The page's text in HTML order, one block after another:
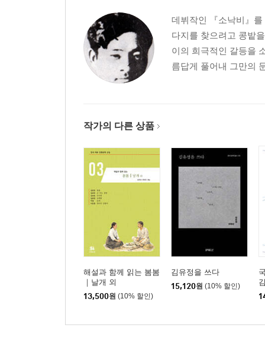
데뷔작인 『소낙비』
다지를 찾으려고 콩밭
이의 희극적인 갈등을
름답게 풀어내 그만의
작가의 다른 상품
해설과 함께 읽는 봄봄
｜날개 외
13,500원 (10% 할인)
김유정을 쓰다
15,120원 (10% 할인)